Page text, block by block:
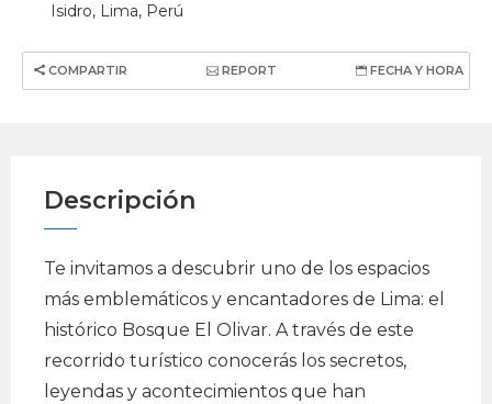
Isidro, Lima, Perú
COMPARTIR REPORT FECHA Y HORA
Descripción
Te invitamos a descubrir uno de los espacios
más emblemáticos y encantadores de Lima: el
histórico Bosque El Olivar. A través de este
recorrido turístico conocerás los secretos,
leyendas y acontecimientos que han